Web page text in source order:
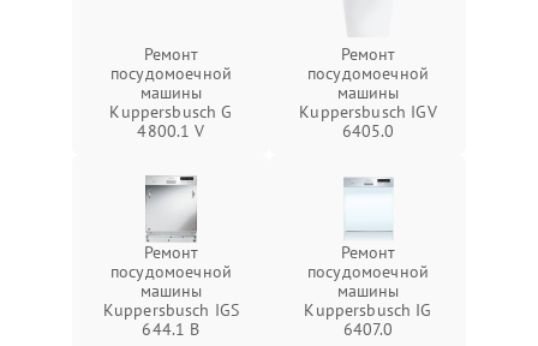
Ремонт
посудомоечной
машины
Kuppersbusch G
4800.1 V
Ремонт
посудомоечной
машины
Kuppersbusch IGV
6405.0
Ремонт
посудомоечной
машины
Kuppersbusch IGS
644.1 B
Ремонт
посудомоечной
машины
Kuppersbusch IG
6407.0